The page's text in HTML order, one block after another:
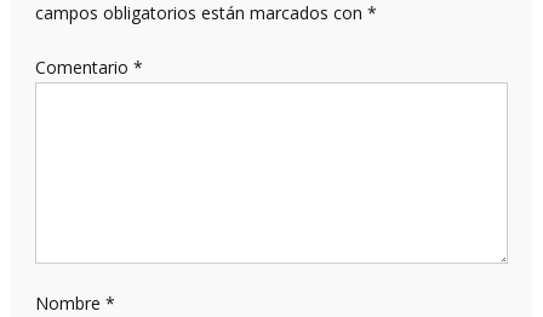
campos obligatorios están marcados con *
Comentario *
Nombre *